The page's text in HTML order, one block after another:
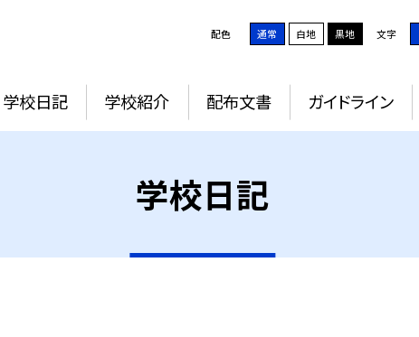
配色 通常 白地 黒地 文字
学校日記 学校紹介 配布文書 ガイドライン
学校日記